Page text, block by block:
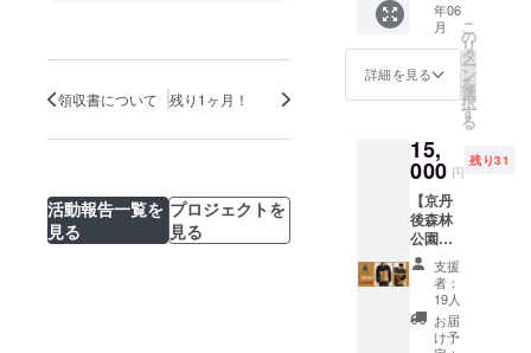
領収書について 残り1ヶ月！
活動報告一覧を
見る
プロジェクトを
見る
集約
し、ア
相性が
良さそ
ちらを
セレク
ト！
「PLAI
N
FABRIC
ヘムカ
ラーパ
イル
フェイ
スタオ
ル」
BEATC
AMP で
「野外
でライ
い」と
いうバ
ンドと
の出会
いを大
切にし
たいと
考える
と共
に、京
丹後市
ずは気
軽に
VARIT.
のス
うこと
で、新
を踏み
出す機
会にし
ていた
だくこ
とが目
的でし
た。 同
所属
し、初
めて
VARIT.
集めた
「
HYOGO
GO！」
という
イベン
トを月
に1度の
ペース
で開催
してき
GO！」
あなた
のため
のライ
ブ観覧
＆キャ
ペース
をお届
け！ ラ
イブハ
ウス神
戸
VARIT.
は過
去、兵
庫県在
住メン
年06
月
詳細を見る
こ
の
リ
タ
ー
ン
を
選
択
す
る
15,
000 円
残り31
【京丹
後森林
公園ス
イス村
BEATC
AMP オ
リジナ
ルス
支援
者：
19人
お届
け予